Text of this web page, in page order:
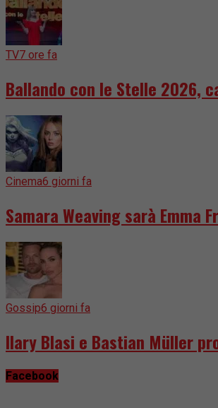
TV7 ore fa
Ballando con le Stelle 2026,
Cinema6 giorni fa
Samara Weaving sarà Emma
Gossip6 giorni fa
Ilary Blasi e Bastian Müller
Facebook